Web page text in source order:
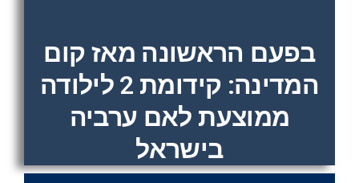
בפעם הראשונה מאז קום
המדינה: קידומת 2 לילודה
ממוצעת לאם ערביה
בישראל